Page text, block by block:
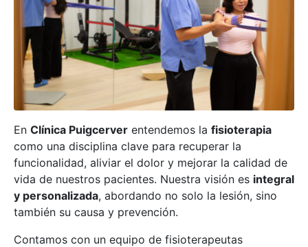
En Clínica Puigcerver entendemos la fisioterapia
como una disciplina clave para recuperar la
funcionalidad, aliviar el dolor y mejorar la calidad de
vida de nuestros pacientes. Nuestra visión es integral
y personalizada, abordando no solo la lesión, sino
también su causa y prevención.
Contamos con un equipo de fisioterapeutas